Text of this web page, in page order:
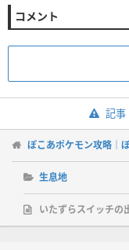
コメント
記事
ぽこあポケモン攻略｜
生息地
いたずらスイッチの